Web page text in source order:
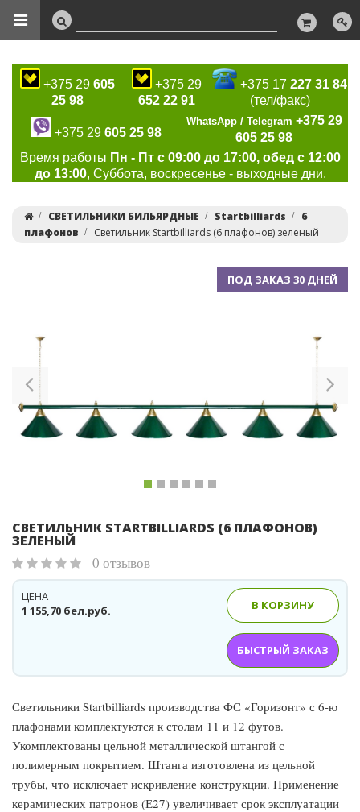
+375 29 605
25 98
+375 29
652 22 91
+375 17227 31 84
(тел/факс)
+375 29 605 25 98
WhatsApp / Telegram +375 29
605 25 98
Время работы Пн - Пт с 09:00 до 17:00, обед с 12:00
до 13:00, Суббота, воскресенье - выходные дни.
СВЕТИЛЬНИКИ БИЛЬЯРДНЫЕ Startbilliards
6
плафонов
Светильник Startbilliards (6 плафонов) зеленый
ПОД ЗАКАЗ 30 ДНЕЙ
Previous
СВЕТИЛЬНИК STARTBILLIARDS (6 ПЛАФОНОВ)
ЗЕЛЕНЫЙ
0 отзывов
1 155,70 бел.руб.
ЦЕНА
В КОРЗИНУ
БЫСТРЫЙ ЗАКАЗ
Светильники Startbilliards производства ФС «Горизонт» с 6-ю
плафонами комплектуются к столам 11 и 12 футов.
Укомплектованы цельной металлической штангой с
полимерным покрытием. Штанга изготовлена из цельной
трубы, что исключает искривление конструкции. Применение
керамических патронов (Е27) увеличивает срок эксплуатации